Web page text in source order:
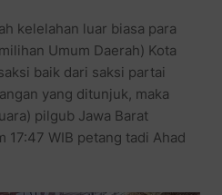
kelelahan luar biasa para
Umum Daerah) Kota
baik dari saksi partai
yang ditunjuk, maka
pilgub Jawa Barat
17:47 WIB petang tadi Ahad